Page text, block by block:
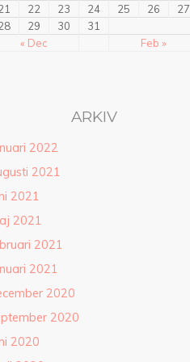
« Dec Feb »
22 23 24 25 26
27
29 30 31
ARKIV
2022
2021
2021
2021
2021
2021
2020
2020
2020